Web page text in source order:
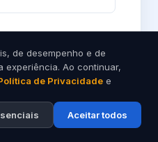
WhatsApp
ao WhatsApp da
de desempenho e de
experiência. Ao continuar,
de Privacidade e
Aceitar todos